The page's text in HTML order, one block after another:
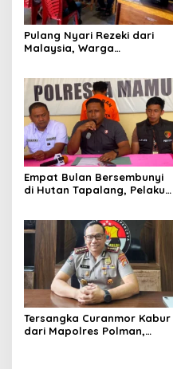
Pulang Nyari Rezeki dari
Malaysia, Warga
Bersertifikat atas Nama
Orang Lain
Empat Bulan Bersembunyi
di Hutan Tapalang, Pelaku
Tersangka Curanmor Kabur
dari Mapolres Polman,